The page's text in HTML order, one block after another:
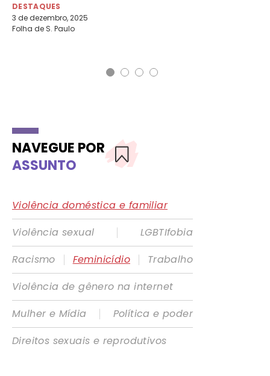
DESTAQUES
3 de dezembro, 2025
Folha de S. Paulo
NAVEGUE POR
ASSUNTO
Violência doméstica e familiar
Violência sexual
|
LGBTIfobia
Racismo
| Feminicídio |
Trabalho
Violência de gênero na internet
Mulher e Mídia
|
Política e poder
Direitos sexuais e reprodutivos